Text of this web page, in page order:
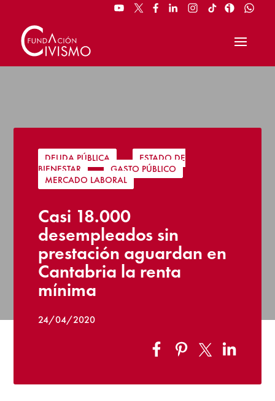
DEUDA PÚBLICA | ESTADO DE
BIENESTAR
| GASTO PÚBLICO
MERCADO LABORAL
Casi 18.000
desempleados sin
prestación aguardan en
Cantabria la renta
mínima
24/04/2020